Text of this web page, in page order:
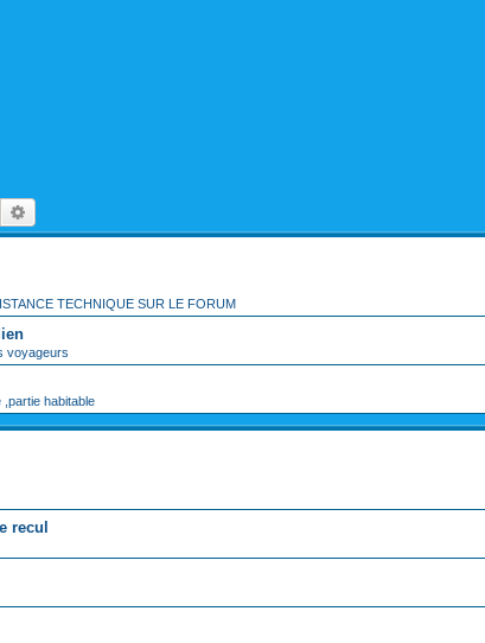
Rechercher
TECHNIQUE SUR LE FORUM
voyageurs
,partie habitable
recul